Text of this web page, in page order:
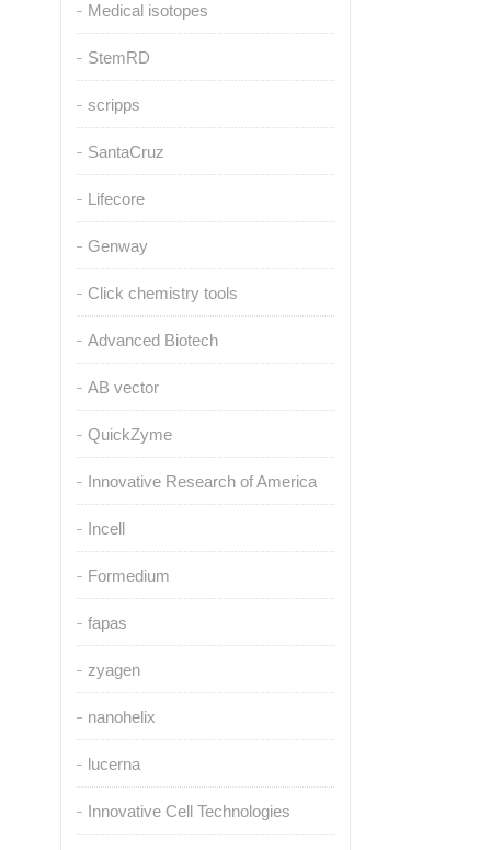
Medical isotopes
StemRD
scripps
SantaCruz
Lifecore
Genway
Click chemistry tools
Advanced Biotech
AB vector
QuickZyme
Innovative Research of America
Incell
Formedium
fapas
zyagen
nanohelix
lucerna
Innovative Cell Technologies